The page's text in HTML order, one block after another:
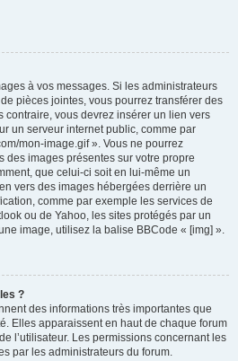
à vos messages. Si les administrateurs
pièces jointes, vous pourrez transférer des
contraire, vous devrez insérer un lien vers
un serveur internet public, comme par
mon-image.gif ». Vous ne pourrez
des images présentes sur votre propre
que celui-ci soit en lui-même un
vers des images hébergées derrière un
comme par exemple les services de
ou de Yahoo, les sites protégés par un
image, utilisez la balise BBCode « [img] ».
?
des informations très importantes que
Elles apparaissent en haut de chaque forum
l’utilisateur. Les permissions concernant les
par les administrateurs du forum.